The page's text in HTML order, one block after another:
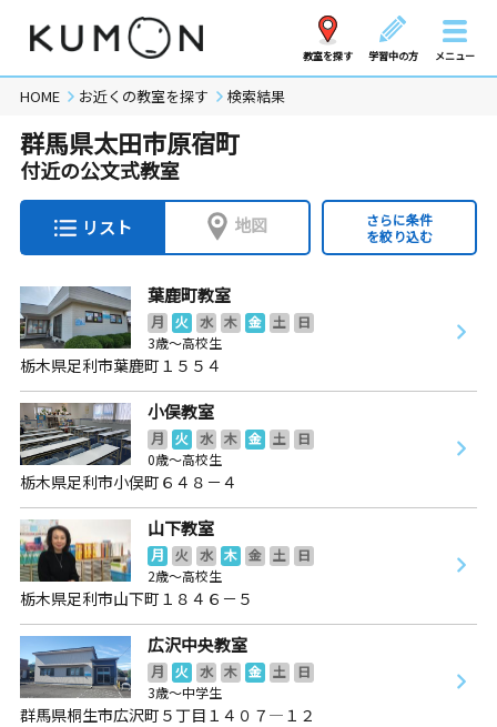
教室を探す 学習中の方 メニュー
HOME お近くの教室を探す 検索結果
群馬県太田市原宿町
付近の公文式教室
リスト 地図
さらに条件
を絞り込む
葉鹿町教室
月 火 水 木 金 土
日
3歳～高校生
栃木県足利市葉鹿町１５５４
小俣教室
月 火 水 木 金 土
日
0歳～高校生
栃木県足利市小俣町６４８－４
山下教室
月 火 水 木 金 土
日
2歳～高校生
栃木県足利市山下町１８４６－５
広沢中央教室
月 火 水 木 金 土
日
3歳～中学生
群馬県桐生市広沢町５丁目１４０７―１２